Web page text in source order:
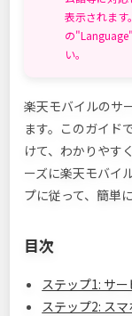
表示されます
の
い。
楽天モバイルのサ
ます。このガイド
けて、わかりやす
ーズに楽天モバイ
プに従って、簡単
目次
ステップ1: サ
ステップ2: ス